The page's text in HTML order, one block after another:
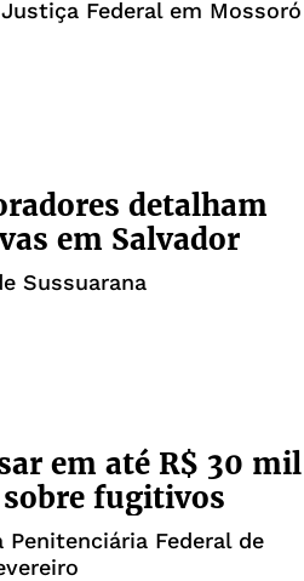
Federal em Mossoró
detalham
em Salvador
Sussuarana
em até R$ 30 mil
fugitivos
Federal de